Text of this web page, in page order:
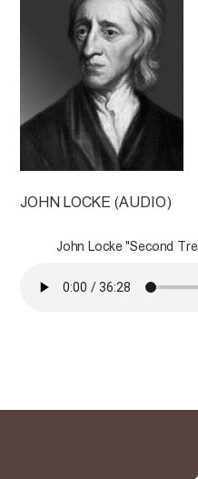
JOHN LOCKE (AUDIO)
John Locke "Second